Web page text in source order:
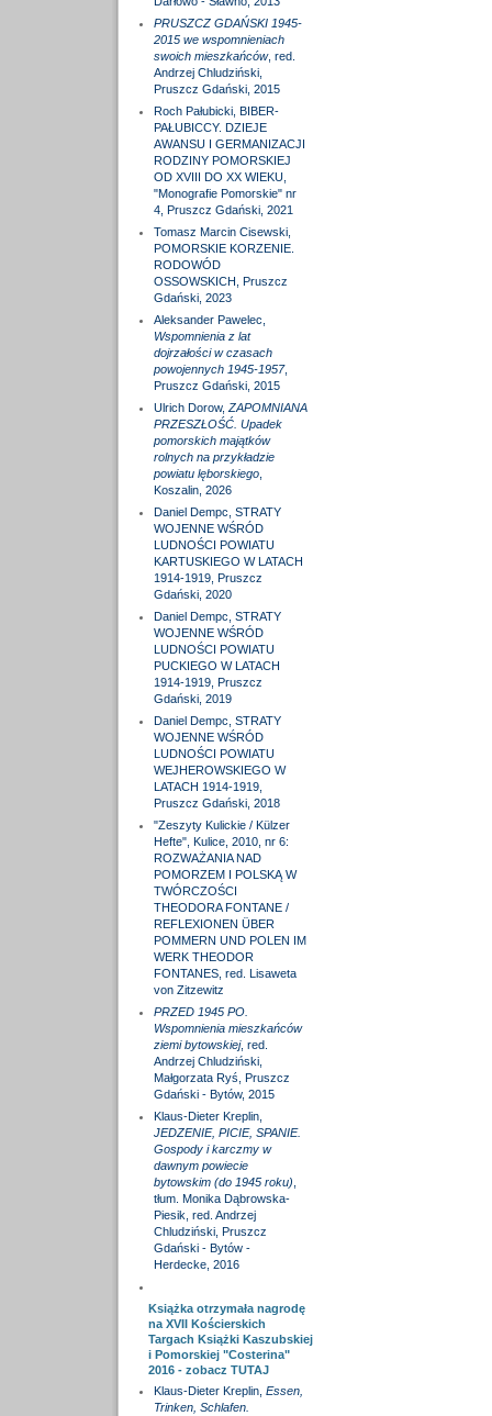
PRUSZCZ GDAŃSKI 1945-
2015 we wspomnieniach
swoich mieszkańców, red.
Andrzej Chludziński,
Pruszcz Gdański, 2015
Roch Pałubicki, BIBER-
PAŁUBICCY. DZIEJE
AWANSU I GERMANIZACJI
RODZINY POMORSKIEJ
OD XVIII DO XX WIEKU,
"Monografie Pomorskie" nr
4, Pruszcz Gdański, 2021
Tomasz Marcin Cisewski,
POMORSKIE KORZENIE.
RODOWÓD
OSSOWSKICH, Pruszcz
Gdański, 2023
Aleksander Pawelec,
Wspomnienia z lat
dojrzałości w czasach
powojennych 1945-1957,
Pruszcz Gdański, 2015
Ulrich Dorow, ZAPOMNIANA
PRZESZŁOŚĆ. Upadek
pomorskich majątków
rolnych na przykładzie
powiatu lęborskiego,
Koszalin, 2026
Daniel Dempc, STRATY
WOJENNE WŚRÓD
LUDNOŚCI POWIATU
KARTUSKIEGO W LATACH
1914-1919, Pruszcz
Gdański, 2020
Daniel Dempc, STRATY
WOJENNE WŚRÓD
LUDNOŚCI POWIATU
PUCKIEGO W LATACH
1914-1919, Pruszcz
Gdański, 2019
Daniel Dempc, STRATY
WOJENNE WŚRÓD
LUDNOŚCI POWIATU
WEJHEROWSKIEGO W
LATACH 1914-1919,
Pruszcz Gdański, 2018
"Zeszyty Kulickie / Külzer
Hefte", Kulice, 2010, nr 6:
ROZWAŻANIA NAD
POMORZEM I POLSKĄ W
TWÓRCZOŚCI
THEODORA FONTANE /
REFLEXIONEN ÜBER
POMMERN UND POLEN IM
WERK THEODOR
FONTANES, red. Lisaweta
von Zitzewitz
PRZED 1945 PO.
Wspomnienia mieszkańców
ziemi bytowskiej, red.
Andrzej Chludziński,
Małgorzata Ryś, Pruszcz
Gdański - Bytów, 2015
Klaus-Dieter Kreplin,
JEDZENIE, PICIE, SPANIE.
Gospody i karczmy w
dawnym powiecie
bytowskim (do 1945 roku)
tłum. Monika Dąbrowska-
Piesik, red. Andrzej
Chludziński, Pruszcz
Gdański - Bytów -
Herdecke, 2016
Książka otrzymała nagrodę
na XVII Kościerskich
Targach Książki Kaszubskiej
i Pomorskiej "Costerina"
2016 - zobacz TUTAJ
Klaus-Dieter Kreplin, Essen,
Trinken, Schlafen.